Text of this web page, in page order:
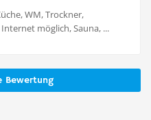
WM, Trockner,
möglich, Sauna, ...
Bewertung